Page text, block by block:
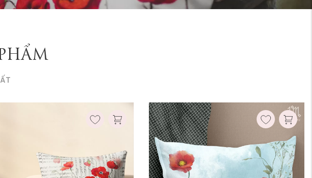
kèm ruột
Có kèm ruột
Không kèm ruột
Có kèm ruột